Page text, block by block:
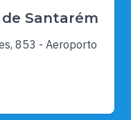
Santarém
853 - Aeroporto